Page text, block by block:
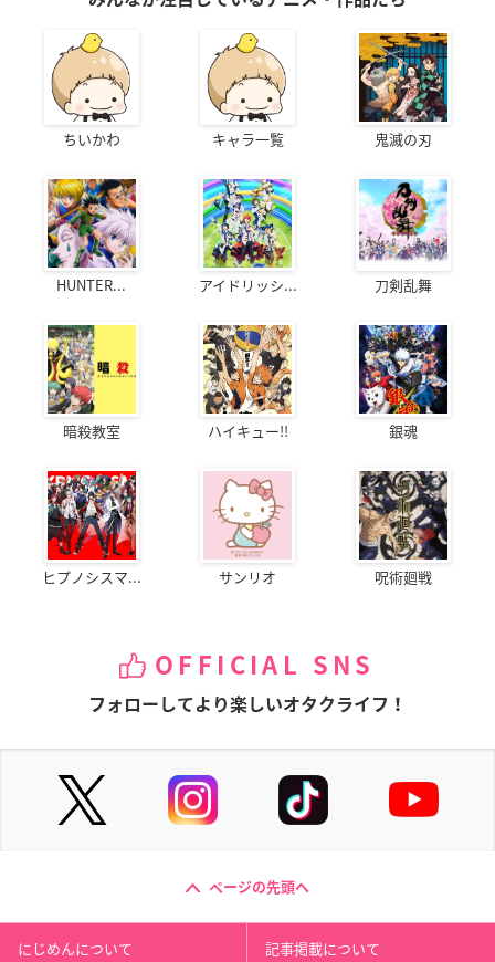
ちいかわ キャラ一覧 鬼滅の刃
HUNTER... アイドリッシ... 刀剣乱舞
暗殺教室 ハイキュー!! 銀魂
ヒプノシスマ... サンリオ 呪術廻戦
OFFICIAL SNS
フォローしてより楽しいオタクライフ！
ページの先頭へ
にじめんについて 記事掲載について